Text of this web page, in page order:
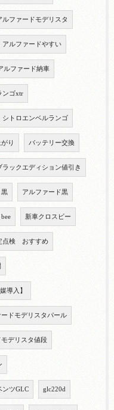
ルファードモデリスタ
アルファードやすい
ルファード納車
ンゴxtr
シトロエンベルランゴ
り バッテリー交換
ラックエディション値引き
アルファード黒
bee 新車クロスビー
点検 おすすめ
導入】
ードモデリスタパール
デリスタ値段
ンツGLC glc220d